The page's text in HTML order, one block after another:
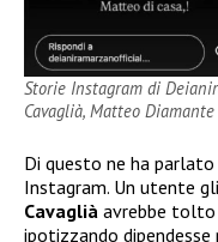
Storie Instagram di
Cavaglià, Matteo
Di questo ne ha parlato
Instagram. Un utente
Cavaglià avrebbe tolto
ipotizzando